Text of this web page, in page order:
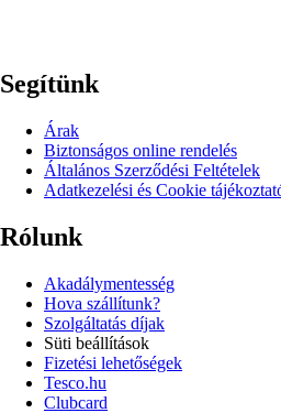
Segítünk
Árak
Biztonságos online rendelés
Általános Szerződési Feltételek
Adatkezelési és Cookie
Rólunk
Akadálymentesség
Hova szállítunk?
Szolgáltatás díjak
Süti beállítások
Fizetési lehetőségek
Tesco.hu
Clubcard